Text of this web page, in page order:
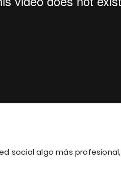
social algo más profesional,